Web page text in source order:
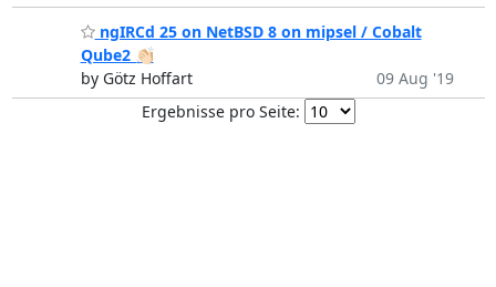
ngIRCd 25 on NetBSD 8 on mipsel / Cobalt
Qube2 👏🏻
by Götz Hoffart
09 Aug '19
Ergebnisse pro Seite: